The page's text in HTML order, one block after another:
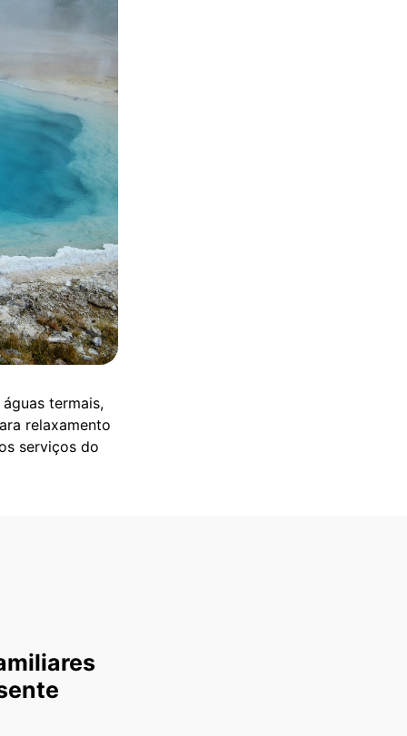
termais,
relaxamento
serviços do